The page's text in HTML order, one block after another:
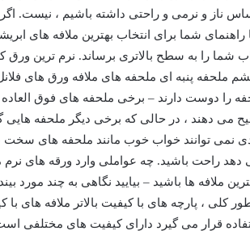
ناز و نرمی و راحتی داشته باشیم ، نیست.
راهنمای شما برای انتخاب بهترین ملافه های
ملحفه پنبه ای ملحفه های ملافه ورق های
را دوست دارند – برخی ملحفه های فوق
می دهند ، در حالی که برخی دیگر ملحفه
نمی توانند خواب خوب مانند ملحفه های
دهد راحت باشید. چه عواملی وارد ورقه های نرم
ملافه ها باشید – بیایید نگاهی به چند مورد
کلی ، پارچه های با کیفیت بالاتر ملافه های
قرار می گیرد دارای کیفیت های مختلفی